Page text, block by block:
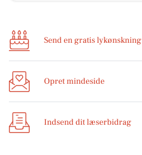
Send en gratis lykønskning
Opret mindeside
Indsend dit læserbidrag